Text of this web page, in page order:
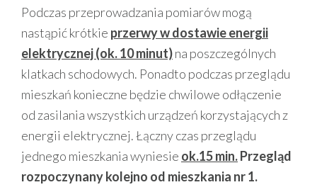
Podczas przeprowadzania pomiarów mogą
nastąpić krótkie przerwy w dostawie energii
elektrycznej (ok. 10 minut)na poszczególnych
klatkach schodowych. Ponadto podczas przeglądu
mieszkań konieczne będzie chwilowe odłączenie
od zasilania wszystkich urządzeń korzystających z
energii elektrycznej. Łączny czas przeglądu
jednego mieszkania wyniesie ok.15 min.Przegląd
rozpoczynany kolejno od mieszkania nr 1.